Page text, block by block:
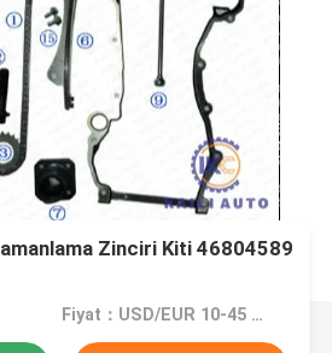
Zinciri Kiti 46804589
Fiyat：USD/EUR 10-45 per set